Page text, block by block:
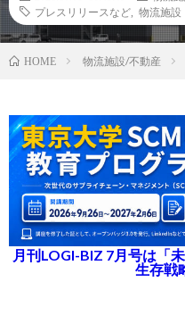
プレスリリースなど
物流施設
HOME 物流施設/不動産
月刊LOGI-BIZ 7月号は「
生存戦